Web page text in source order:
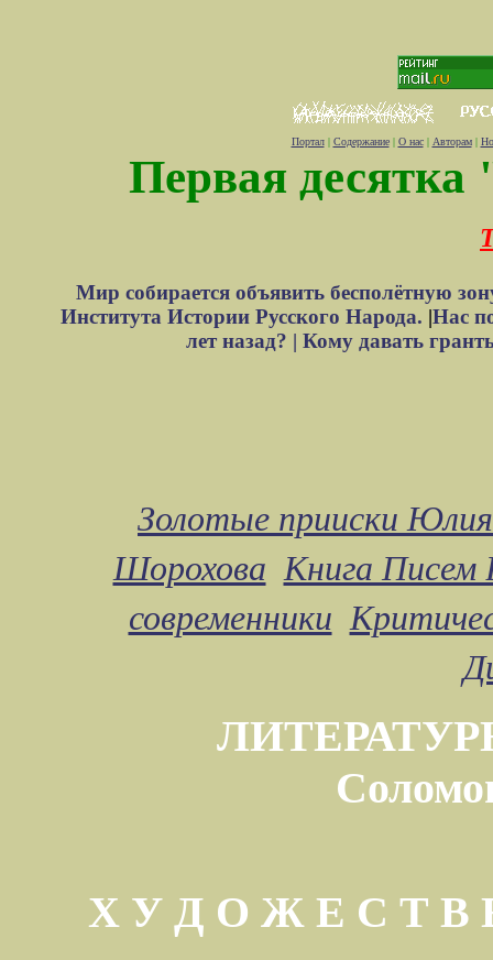
Портал| Содержание| О нас| Авторам|
Первая десятка
Мир собирается объявить бесполётную
Института Истории Русского Народа. |Нас
лет назад? | Кому давать
Золотые прииски
Шорохова Книга Писем
современники
Х У Д О Ж Е С Т